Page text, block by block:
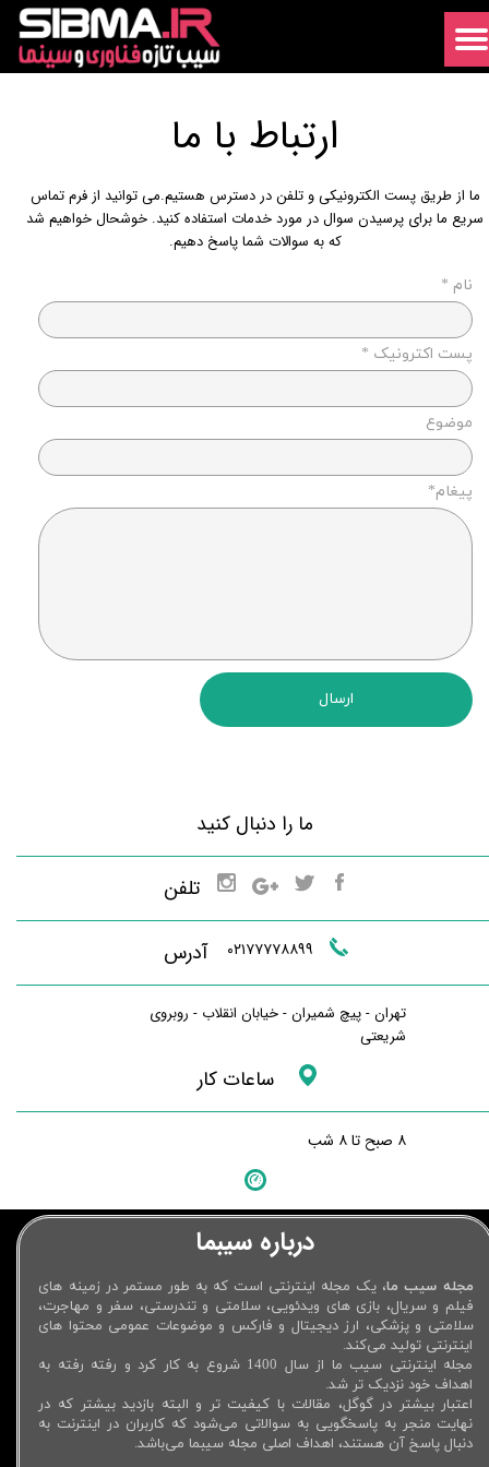
ارتباط با ما
ما از طریق پست الکترونیکی و تلفن در دسترس هستیم.می توانید از فرم تماس
سریع ما برای پرسیدن سوال در مورد خدمات استفاده کنید. خوشحال خواهیم شد
که به سوالات شما پاسخ دهیم.
نام *
پست اکترونیک *
موضوع
پیغام*
ارسال
ما را دنبال کنید
تلفن
۰۲۱۷۷۷۷۸۸۹۹ آدرس
تهران - پیچ شمیران - خیابان انقلاب - روبروی
شریعتی
ساعات کار
۸ صبح تا ۸ شب
درباره سیبما
مجله سیب ما، یک مجله اینترنتی است که به طور مستمر در زمینه های
فیلم و سریال، بازی های ویدئویی، سلامتی و تندرستی، سفر و مهاجرت،
سلامتی و پزشکی، ارز دیجیتال و فارکس و موضوعات عمومی محتوا های
اینترنتی تولید می‌کند.
مجله اینترنتی سیب ما از سال 1400 شروع به کار کرد و رفته رفته به
اهداف خود نزدیک تر شد.
اعتبار بیشتر در گوگل، مقالات با کیفیت تر و البته بازدید بیشتر که در
نهایت منجر به پاسخگویی به سوالاتی می‌شود که کاربران در اینترنت به
دنبال پاسخ آن هستند، اهداف اصلی مجله سیبما می‌باشد.